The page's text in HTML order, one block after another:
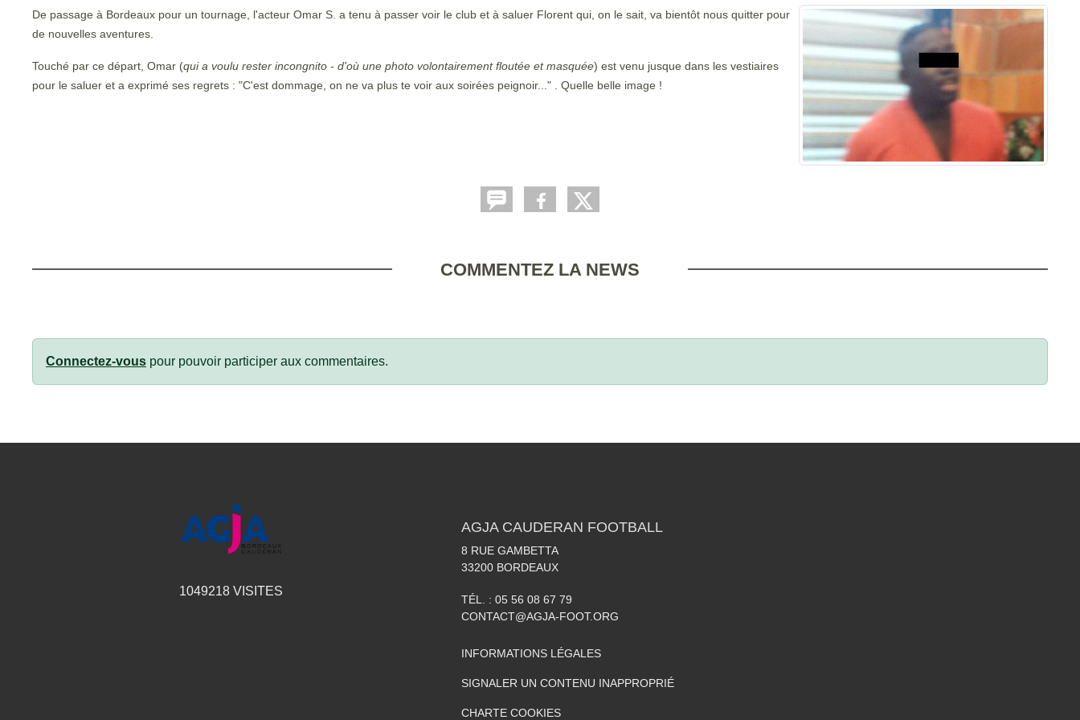
De passage à Bordeaux pour un tournage, l'acteur Omar S. a tenu à passer voir le club et à saluer Florent qui, on le sait, va bientôt nous quitter pour
de nouvelles aventures.
Touché par ce départ, Omar (qui a voulu rester incongnito - d'où une photo volontairement floutée et masquée) est venu jusque dans les vestiaires
pour le saluer et a exprimé ses regrets : "C'est dommage, on ne va plus te voir aux soirées peignoir..." . Quelle belle image !
COMMENTEZ LA NEWS
Connectez-vous pour pouvoir participer aux commentaires.
1049218VISITES
AGJA CAUDERAN FOOTBALL
8 RUE GAMBETTA
33200 BORDEAUX
TÉL. : 05 56 08 67 79
CONTACT@AGJA-FOOT.ORG
INFORMATIONS LÉGALES
SIGNALER UN CONTENU INAPPROPRIÉ
CHARTE COOKIES